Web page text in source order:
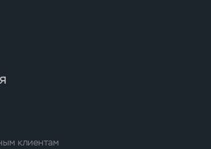
клиентам